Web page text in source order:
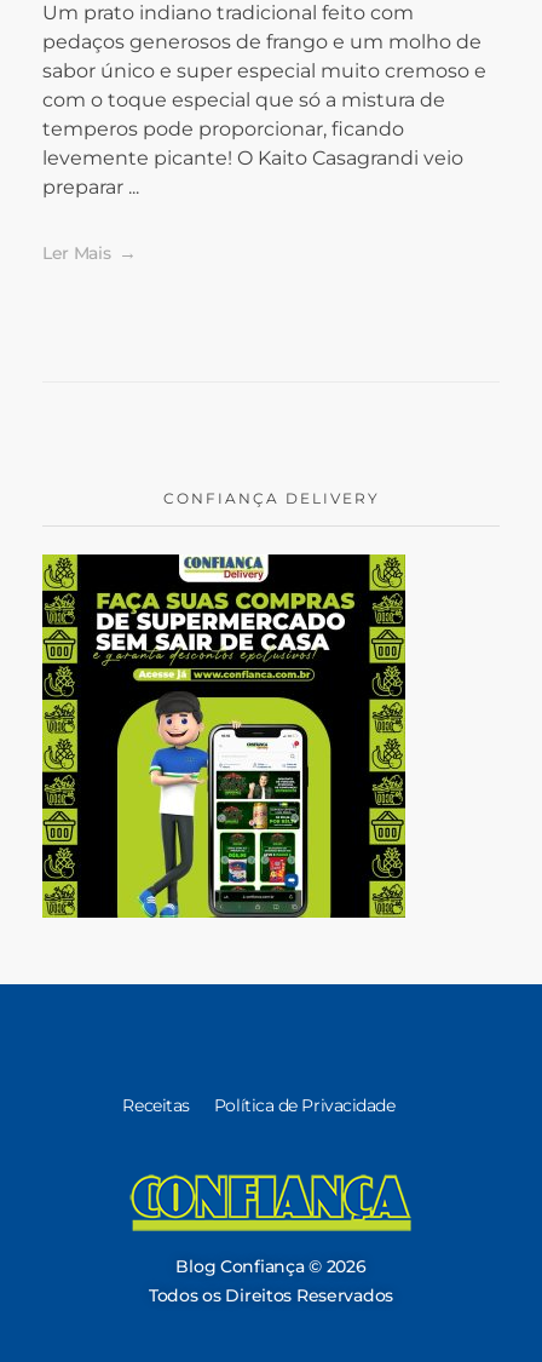
Um prato indiano tradicional feito com
pedaços generosos de frango e um molho de
sabor único e super especial muito cremoso e
com o toque especial que só a mistura de
temperos pode proporcionar, ficando
levemente picante! O Kaito Casagrandi veio
preparar ...
Ler Mais
CONFIANÇA DELIVERY
Receitas Política de Privacidade
Blog Confiança © 2026
Todos os Direitos Reservados